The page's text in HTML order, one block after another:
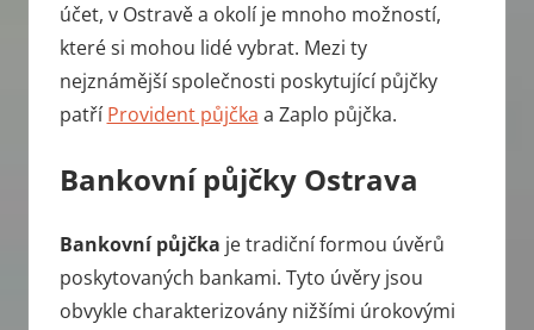
účet, v Ostravě a okolí je mnoho možností,
které si mohou lidé vybrat. Mezi ty
nejznámější společnosti poskytující půjčky
patříProvident půjčka a Zaplo půjčka.
Bankovní půjčky Ostrava
Bankovní půjčka je tradiční formou úvěrů
poskytovaných bankami. Tyto úvěry jsou
obvykle charakterizovány nižšími úrokovými